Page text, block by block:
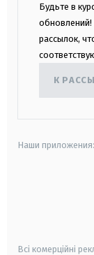
Будьте в
обновлений!
рассылок,
К
Наши приложения:
Всі комерційні